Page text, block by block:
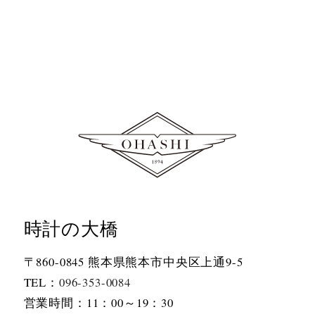
時計の大橋
〒860-0845 熊本県熊本市中央区上通9-5
TEL： 096-353-0084
営業時間：11：00～19：30